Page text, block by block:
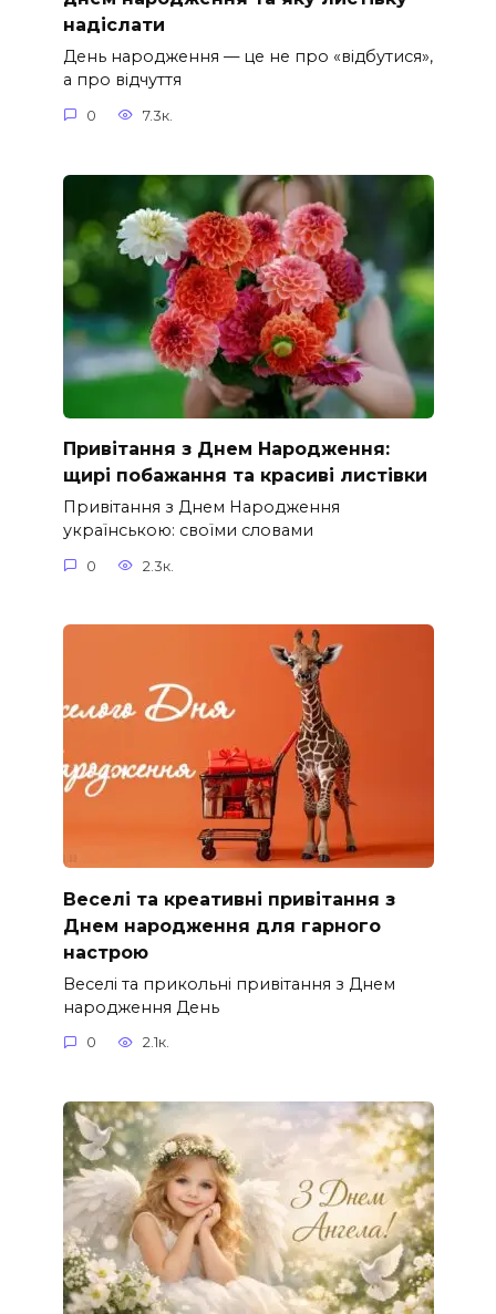
надіслати
День народження — це не про «відбутися»,
а про відчуття
0 7.3к.
Привітання з Днем Народження:
щирі побажання та красиві листівки
Привітання з Днем Народження
українською: своїми словами
0 2.3к.
Веселі та креативні привітання з
Днем народження для гарного
настрою
Веселі та прикольні привітання з Днем
народження День
0 2.1к.